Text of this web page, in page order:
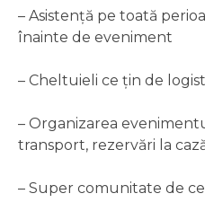
– Asistență pe toată
înainte de eveniment
– Cheltuieli ce țin de
– Organizarea
transport, rezervări la
– Super comunitate de